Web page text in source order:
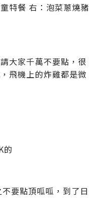
特餐 右：泡菜蔥燒豬
大家千萬不要點，很
飛機上的炸雞都是微
的
要點頂呱呱，到了日